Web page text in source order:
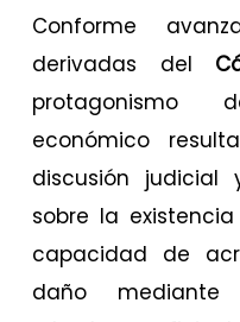
Conforme
derivadas del
protagonismo
económico
discusión
sobre la
capacidad de
daño mediante